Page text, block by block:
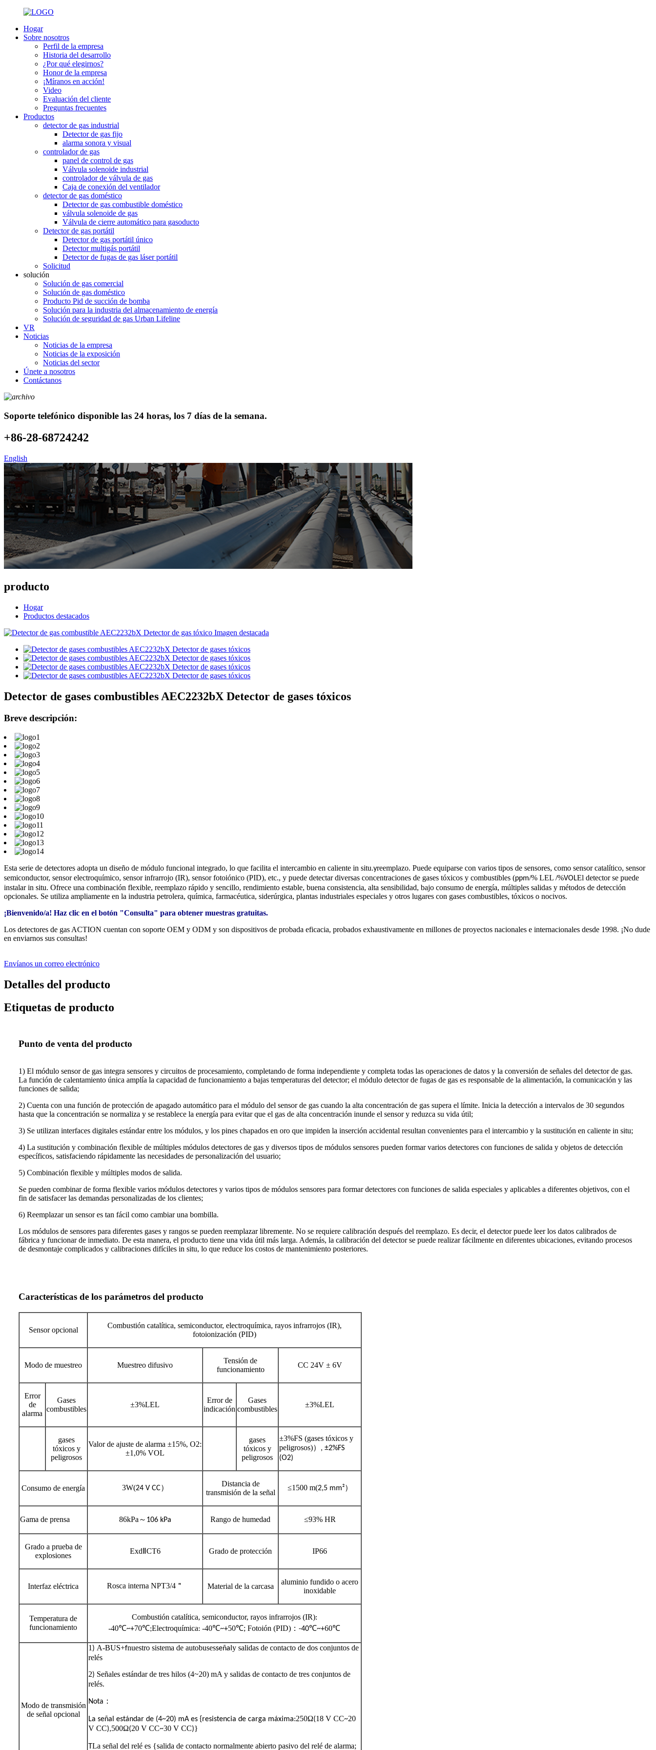
Hogar
Sobre nosotros
Perfil de la empresa
Historia del desarrollo
¿Por qué elegirnos?
Honor de la empresa
¡Míranos en acción!
Video
Evaluación del cliente
Preguntas frecuentes
Productos
detector de gas industrial
Detector de gas fijo
alarma sonora y visual
controlador de gas
panel de control de gas
Válvula solenoide industrial
controlador de válvula de gas
Caja de conexión del ventilador
detector de gas doméstico
Detector de gas combustible doméstico
válvula solenoide de gas
Válvula de cierre automático para gasoducto
Detector de gas portátil
Detector de gas portátil único
Detector multigás portátil
Detector de fugas de gas láser portátil
Solicitud
solución
Solución de gas comercial
Solución de gas doméstico
Producto Pid de succión de bomba
Solución para la industria del almacenamiento de energía
Solución de seguridad de gas Urban Lifeline
VR
Noticias
Noticias de la empresa
Noticias de la exposición
Noticias del sector
Únete a nosotros
Contáctanos
Soporte telefónico disponible las 24 horas, los 7 días de la semana.
+86-28-68724242
English
producto
Hogar
Productos destacados
Detector de gases combustibles AEC2232bX Detector de gases tóxicos
Breve descripción:
Esta serie de detectores adopta un diseño de módulo funcional integrado, lo que facilita el intercambio en caliente in situ.yreemplazo. Puede equiparse con varios tipos de sensores, como sensor catalítico, sensor
semiconductor, sensor electroquímico, sensor infrarrojo (IR), sensor fotoiónico (PID), etc., y puede detectar diversas concentraciones de gases tóxicos y combustibles (ppm/% LEL /%VOLEl detector se puede
instalar in situ. Ofrece una combinación flexible, reemplazo rápido y sencillo, rendimiento estable, buena consistencia, alta sensibilidad, bajo consumo de energía, múltiples salidas y métodos de detección
opcionales. Se utiliza ampliamente en la industria petrolera, química, farmacéutica, siderúrgica, plantas industriales especiales y otros lugares con gases combustibles, tóxicos o nocivos.
¡Bienvenido/a! Haz clic en el botón "Consulta" para obtener muestras gratuitas.
Los detectores de gas ACTION cuentan con soporte OEM y ODM y son dispositivos de probada eficacia, probados exhaustivamente en millones de proyectos nacionales e internacionales desde 1998. ¡No dude
en enviarnos sus consultas!
Envíanos un correo electrónico
Detalles del producto
Etiquetas de producto
Punto de venta del producto
1) El módulo sensor de gas integra sensores y circuitos de procesamiento, completando de forma independiente y completa todas las operaciones de datos y la conversión de señales del detector de gas.
La función de calentamiento única amplía la capacidad de funcionamiento a bajas temperaturas del detector; el módulo detector de fugas de gas es responsable de la alimentación, la comunicación y las
funciones de salida;
2) Cuenta con una función de protección de apagado automático para el módulo del sensor de gas cuando la alta concentración de gas supera el límite. Inicia la detección a intervalos de 30 segundos
hasta que la concentración se normaliza y se restablece la energía para evitar que el gas de alta concentración inunde el sensor y reduzca su vida útil;
3) Se utilizan interfaces digitales estándar entre los módulos, y los pines chapados en oro que impiden la inserción accidental resultan convenientes para el intercambio y la sustitución en caliente in situ;
4) La sustitución y combinación flexible de múltiples módulos detectores de gas y diversos tipos de módulos sensores pueden formar varios detectores con funciones de salida y objetos de detección
específicos, satisfaciendo rápidamente las necesidades de personalización del usuario;
5) Combinación flexible y múltiples modos de salida.
Se pueden combinar de forma flexible varios módulos detectores y varios tipos de módulos sensores para formar detectores con funciones de salida especiales y aplicables a diferentes objetivos, con el
fin de satisfacer las demandas personalizadas de los clientes;
6) Reemplazar un sensor es tan fácil como cambiar una bombilla.
Los módulos de sensores para diferentes gases y rangos se pueden reemplazar libremente. No se requiere calibración después del reemplazo. Es decir, el detector puede leer los datos calibrados de
fábrica y funcionar de inmediato. De esta manera, el producto tiene una vida útil más larga. Además, la calibración del detector se puede realizar fácilmente en diferentes ubicaciones, evitando procesos
de desmontaje complicados y calibraciones difíciles in situ, lo que reduce los costos de mantenimiento posteriores.
Características de los parámetros del producto
Sensor opcional
Combustión catalítica, semiconductor, electroquímica, rayos infrarrojos (IR),
fotoionización (PID)
Modo de muestreo Muestreo difusivo
Tensión de
funcionamiento
CC 24V ± 6V
Error
de
alarma
Gases
combustibles
±3%LEL
Error de
indicación
Gases
combustibles
±3%LEL
gases
tóxicos y
peligrosos
Valor de ajuste de alarma ±15%, O2:
±1,0% VOL
gases
tóxicos y
peligrosos
±3%FS (gases tóxicos y
peligrosos)） , ±2%FS
(O2)
Consumo de energía 3W(24 V CC）
Distancia de
transmisión de la señal
≤1500 m(2,5 mm²）
Gama de prensa 86kPa ～ 106 kPa Rango de humedad ≤93% HR
Grado a prueba de
explosiones
ExdⅡCT6 Grado de protección IP66
Interfaz eléctrica Rosca interna NPT3/4＂ Material de la carcasa
aluminio fundido o acero
inoxidable
Temperatura de
funcionamiento
Combustión catalítica, semiconductor, rayos infrarrojos (IR):
-40℃~+70℃;Electroquímica: -40℃~+50℃; Fotoión (PID) ： -40℃~+60℃
Modo de transmisión
de señal opcional
1 ) A-BUS+fnuestro sistema de autobusesseñal y salidas de contacto de dos conjuntos de
relés
2) Señales estándar de tres hilos (4~20) mA y salidas de contacto de tres conjuntos de
relés.
Nota ：
La señal estándar de (4~20) mA es {resistencia de carga máxima:250Ω(18 V CC~20
V CC),500Ω(20 V CC~30 V CC)}
TLa señal del relé es {salida de contacto normalmente abierto pasivo del relé de alarma;